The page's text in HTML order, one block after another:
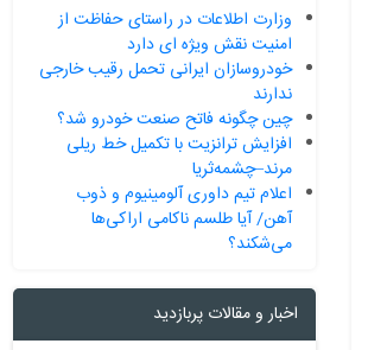
وزارت اطلاعات در راستای حفاظت از
امنیت نقش ویژه ای دارد
خودروسازان ایرانی تحمل رقیب خارجی
ندارند
چین چگونه فاتح صنعت خودرو شد؟
افزایش ترانزیت با تکمیل خط ریلی
مرند–چشمه‌ثریا
اعلام تیم داوری آلومینیوم و ذوب
آهن/ آیا طلسم ناکامی اراکی‌ها
می‌شکند؟
اخبار و مقالات پربازدید